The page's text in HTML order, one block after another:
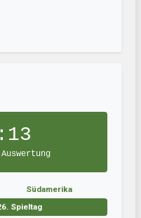
Südamerika
Spieltag